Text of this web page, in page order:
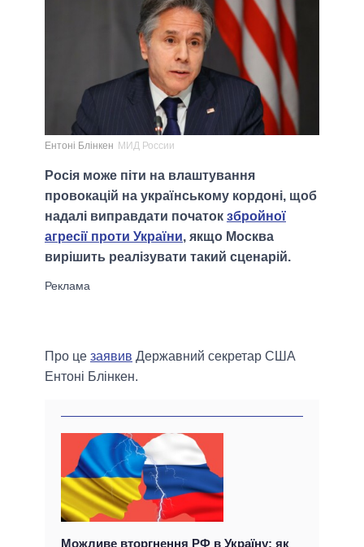
Ентоні Блінкен МИД России
Росія може піти на влаштування
провокацій на українському кордоні, щоб
надалі виправдати початок збройної
агресії проти України, якщо Москва
вирішить реалізувати такий сценарій.
Про це заявив Державний секретар США
Ентоні Блінкен.
Можливе вторгнення РФ в Україну: як